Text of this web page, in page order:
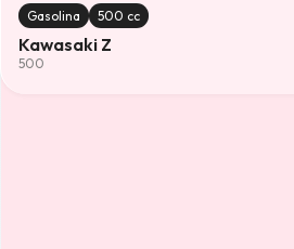
Gasolina 500 cc
Kawasaki Z
500